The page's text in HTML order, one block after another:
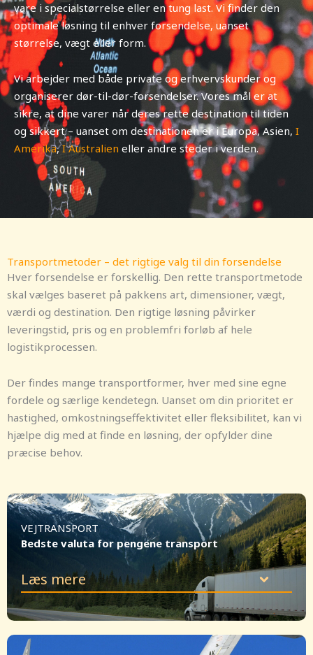
vare i specialstørrelse eller en tung last. Vi finder den
optimale løsning til enhver forsendelse, uanset
størrelse, vægt eller form.
Vi arbejder med både private og erhvervskunder og
organiserer dør-til-dør-forsendelser. Vores mål er at
sikre, at dine varer når deres rette destination til tiden
og sikkert – uanset om destinationen er i Europa, Asien, I
Amerika,I Australien eller andre steder i verden.
Transportmetoder – det rigtige valg til din forsendelse
Hver forsendelse er forskellig. Den rette transportmetode
skal vælges baseret på pakkens art, dimensioner, vægt,
værdi og destination. Den rigtige løsning påvirker
leveringstid, pris og en problemfri forløb af hele
logistikprocessen.
Der findes mange transportformer, hver med sine egne
fordele og særlige kendetegn. Uanset om din prioritet er
hastighed, omkostningseffektivitet eller fleksibilitet, kan vi
hjælpe dig med at finde en løsning, der opfylder dine
præcise behov.
VEJTRANSPORT
Bedste valuta for pengene transport
Læs mere